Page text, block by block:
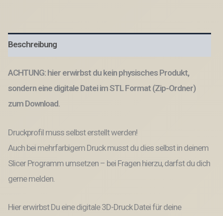
Leuchttüte
Weihnachten
Deko
Weihnachtsgeschenk
Datei
Vorlage
Advent
Menge
Beschreibung
ACHTUNG: hier erwirbst du kein physisches Produkt,
sondern eine digitale Datei im STL Format (Zip-Ordner)
zum Download.
Druckprofil muss selbst erstellt werden!
Auch bei mehrfarbigem Druck musst du dies selbst in deinem
Slicer Programm umsetzen – bei Fragen hierzu, darfst du dich
gerne melden.
Hier erwirbst Du eine digitale 3D-Druck Datei für deine